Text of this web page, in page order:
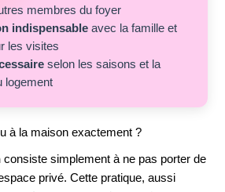
membres du foyer
indispensable avec la famille et
les visites
selon les saisons et la
logement
à la maison exactement ?
consiste simplement à ne pas porter de
privé. Cette pratique, aussi